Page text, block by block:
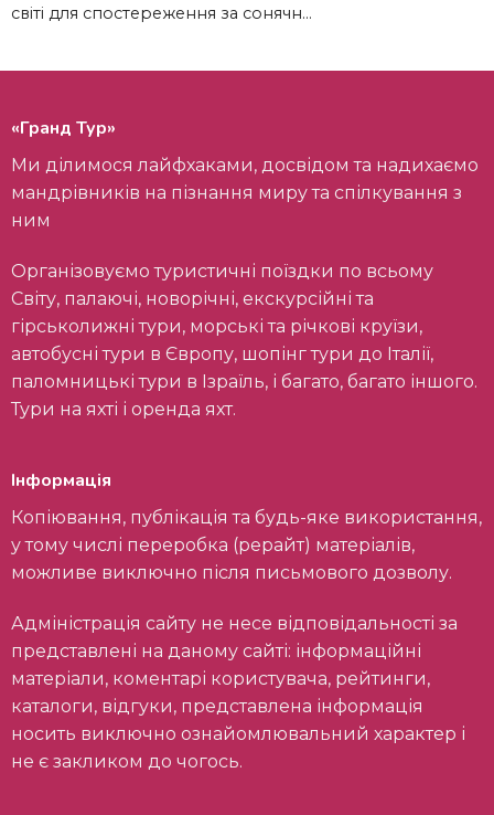
світі для спостереження за сонячн...
«Гранд Тур»
Ми ділимося лайфхаками, досвідом та надихаємо
мандрівників на пізнання миру та спілкування з
ним
Організовуємо туристичні поїздки по всьому
Світу, палаючі, новорічні, екскурсійні та
гірськолижні тури, морські та річкові круїзи,
автобусні тури в Європу, шопінг тури до Італії,
паломницькі тури в Ізраїль, і багато, багато іншого.
Тури на яхті і оренда яхт.
Інформація
Копіювання, публікація та будь-яке використання,
у тому числі переробка (рерайт) матеріалів,
можливе виключно після письмового дозволу.
Адміністрація сайту не несе відповідальності за
представлені на даному сайті: інформаційні
матеріали, коментарі користувача, рейтинги,
каталоги, відгуки, представлена інформація
носить виключно ознайомлювальний характер і
не є закликом до чогось.